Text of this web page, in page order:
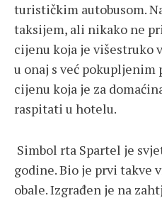
turističkim autobusom.
taksijem, ali nikako ne
cijenu koja je višestruko
u onaj s već
cijenu koja je za
raspitati u hotelu.
Simbol rta Spartel je
godine. Bio je prvi takve
obale. Izgrađen je na